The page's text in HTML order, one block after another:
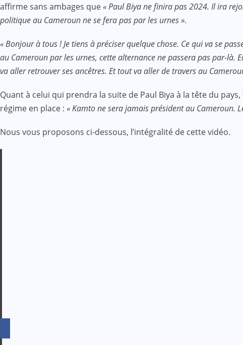
affirme sans ambages que« Paul Biya ne finira pas 2024. Il ira
politique au Cameroun ne se fera pas par les urnes ».
« Bonjour à tous ! Je tiens à préciser quelque chose. Ce qui va se
au Cameroun par les urnes, cette alternance ne passera pas par-là.
va aller retrouver ses ancêtres. Et tout va aller de travers au
Quant à celui qui prendra la suite de Paul Biya à la tête du
régime en place : « Kamto ne sera jamais président au Cameroun.
Nous vous proposons ci-dessous, l’intégralité de cette vidéo.